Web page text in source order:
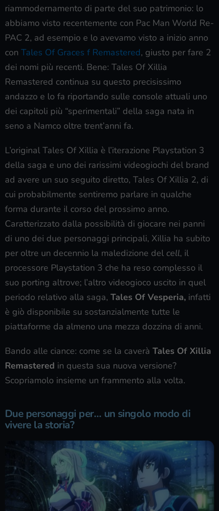
riammodernamento di parte del suo patrimonio: lo
abbiamo visto recentemente con Pac Man World Re-
PAC 2, ad esempio e lo avevamo visto a inizio anno
con Tales Of Graces f Remastered, giusto per fare 2
dei nomi più recenti. Bene: Tales Of Xillia
Remastered continua su questo precisissimo
andazzo e lo fa riportando sulle console attuali uno
dei capitoli più “sperimentali” della saga nata in
seno a Namco oltre trent’anni fa.
L’original Tales Of Xillia è l’iterazione Playstation 3
della saga e uno dei rarissimi videogiochi del brand
ad avere un suo seguito diretto, Tales Of Xillia 2, di
cui probabilmente sentiremo parlare in qualche
forma durante il corso del prossimo anno.
Caratterizzato dalla possibilità di giocare nei panni
di uno dei due personaggi principali, Xillia ha subito
per oltre un decennio la maledizione del cell, il
processore Playstation 3 che ha reso complesso il
suo porting altrove; l’altro videogioco uscito in quel
periodo relativo alla saga, Tales Of Vesperia, infatti
è giò disponibile su sostanzialmente tutte le
piattaforme da almeno una mezza dozzina di anni.
Bando alle ciance: come se la caverà Tales Of Xillia
Remastered in questa sua nuova versione?
Scopriamolo insieme un frammento alla volta.
Due personaggi per… un singolo modo di
vivere la storia?